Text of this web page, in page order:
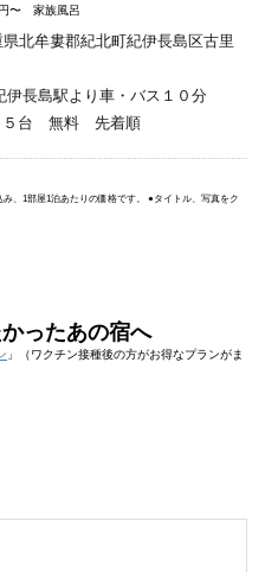
〜 家族風呂
県北牟婁郡紀北町紀伊長島区古里
伊長島駅より車・バス１０分
台 無料 先着順
、1部屋1泊あたりの価格です。 ●タイトル、写真をク
ったあの宿へ
」（ワクチン接種後の方がお得なプランがま